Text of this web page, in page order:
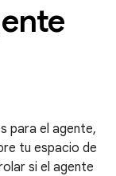
para el agente,
tu espacio de
si el agente